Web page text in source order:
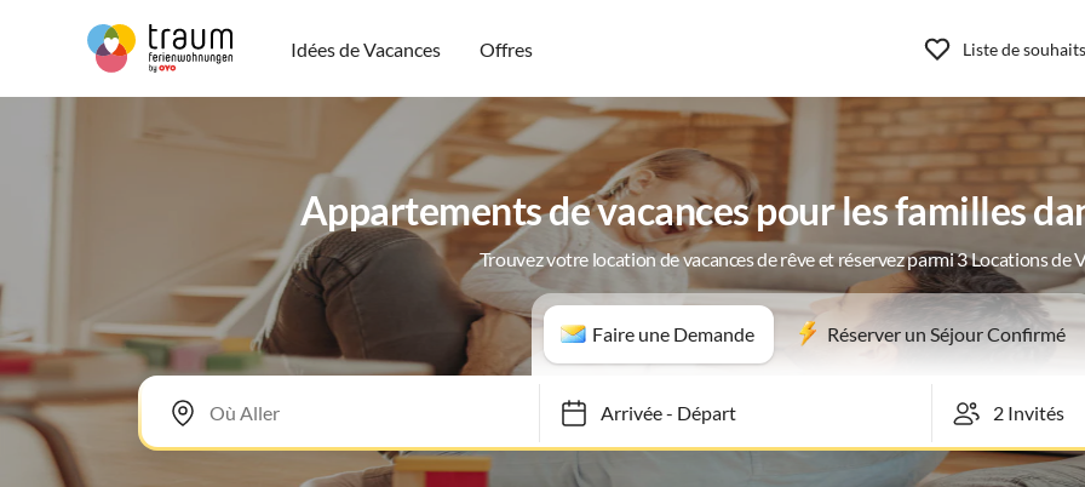
Idées de Vacances Offres Liste de souhaits
Appartements de vacances pour les familles
Trouvez votre location de vacances de rêve et réservez parmi 3 Locations de
Faire une Demande Réserver un Séjour Confirmé
Arrivée-Départ